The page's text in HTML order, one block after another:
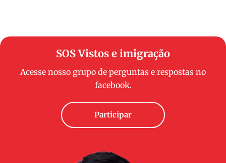
SOS Vistos e imigração
Acesse nosso grupo de perguntas e respostas no
facebook.
Participar